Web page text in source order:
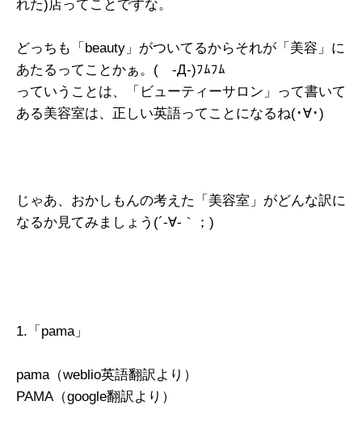
れた)店ってことですな。
どっちも「beauty」がついてるからそれが「美容」に
あたるってことかぁ。( -Д-)ﾌﾑﾌﾑ
っていうことは、「ビューティーサロン」って書いて
ある美容室は、正しい英語ってことになるね(･∀･)
じゃあ、おかしもんの考えた「美容室」がどんな訳に
なるか見てみましょう(´-∀-｀；)
1.「pama」
pama（weblio英語翻訳より）
PAMA（google翻訳より）